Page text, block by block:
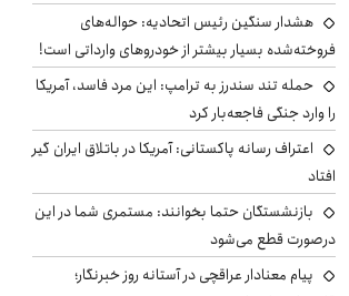
هشدار سنگین رئیس اتحادیه: حواله‌های
فروخته‌شده بسیار بیشتر از خودروهای وارداتی است!
حمله تند سندرز به ترامپ: این مرد فاسد، آمریکا
را وارد جنگی فاجعه‌بار کرد
اعتراف رسانه پاکستانی: آمریکا در باتلاق ایران گیر
افتاد
بازنشستگان حتما بخوانند: مستمری شما در این
درصورت قطع می‌شود
پیام معنادار عراقچی در آستانه روز خبرنگار؛